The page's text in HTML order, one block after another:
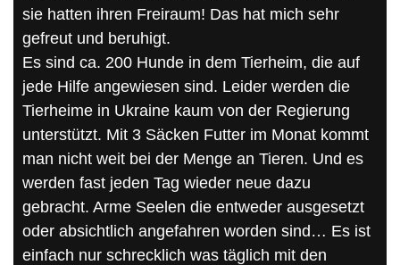
sie hatten ihren Freiraum! Das hat mich sehr
gefreut und beruhigt.
Es sind ca. 200 Hunde in dem Tierheim, die auf
jede Hilfe angewiesen sind. Leider werden die
Tierheime in Ukraine kaum von der Regierung
unterstützt. Mit 3 Säcken Futter im Monat kommt
man nicht weit bei der Menge an Tieren. Und es
werden fast jeden Tag wieder neue dazu
gebracht. Arme Seelen die entweder ausgesetzt
oder absichtlich angefahren worden sind… Es ist
einfach nur schrecklich was täglich mit den